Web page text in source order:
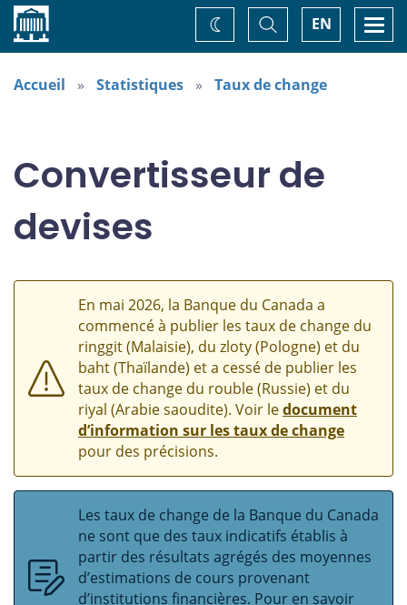
Accueil EN
Basculer
la
recherche
Changez
de
thème
Accueil Statistiques Taux de change
Convertisseur de
devises
En mai 2026, la Banque du Canada a
commencé à publier les taux de change du
ringgit (Malaisie), du zloty (Pologne) et du
baht (Thaïlande) et a cessé de publier les
taux de change du rouble (Russie) et du
riyal (Arabie saoudite). Voir ledocument
d’information sur les taux de change
pour des précisions.
Les taux de change de la Banque du Canada
ne sont que des taux indicatifs établis à
partir des résultats agrégés des moyennes
d’estimations de cours provenant
d’institutions financières. Pour en savoir